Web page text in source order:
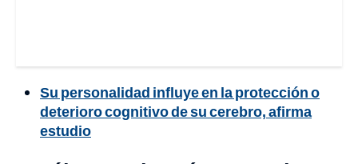
Su personalidad influye en la protección o
deterioro cognitivo de su cerebro, afirma
estudio